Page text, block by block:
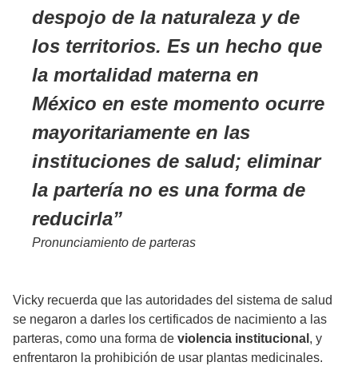
despojo de la naturaleza y de
los territorios. Es un hecho que
la mortalidad materna en
México en este momento ocurre
mayoritariamente en las
instituciones de salud; eliminar
la partería no es una forma de
reducirla
Pronunciamiento de parteras
Vicky recuerda que las autoridades del sistema de salud
se negaron a darles los certificados de nacimiento a las
parteras, como una forma de violencia institucional , y
enfrentaron la prohibición de usar plantas medicinales.